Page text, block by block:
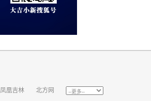
凤凰吉林 北方网